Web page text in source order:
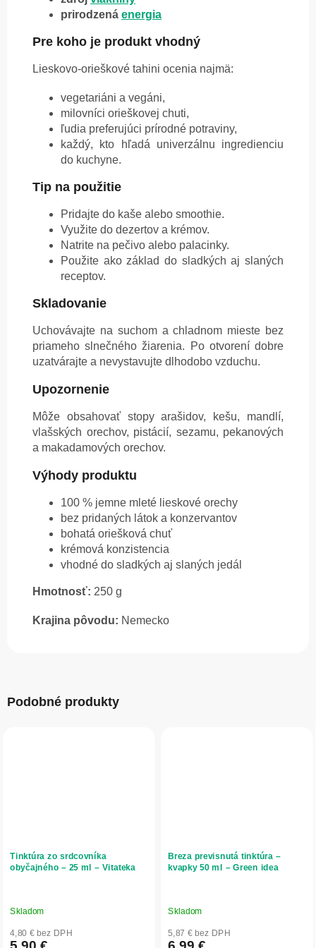
prirodzená energia
Pre koho je produkt vhodný
Lieskovo-orieškové tahini ocenia najmä:
vegetariáni a vegáni,
milovníci orieškovej chuti,
ľudia preferujúci prírodné potraviny,
každý, kto hľadá univerzálnu ingredienciu
do kuchyne.
Tip na použitie
Pridajte do kaše alebo smoothie.
Využite do dezertov a krémov.
Natrite na pečivo alebo palacinky.
Použite ako základ do sladkých aj slaných
receptov.
Skladovanie
Uchovávajte na suchom a chladnom mieste bez
priameho slnečného žiarenia. Po otvorení dobre
uzatvárajte a nevystavujte dlhodobo vzduchu.
Upozornenie
Môže obsahovať stopy arašidov, kešu, mandlí,
vlašských orechov, pistácií, sezamu, pekanových
a makadamových orechov.
Výhody produktu
100 % jemne mleté lieskové orechy
bez pridaných látok a konzervantov
bohatá oriešková chuť
krémová konzistencia
vhodné do sladkých aj slaných jedál
Hmotnosť: 250 g
Krajina pôvodu: Nemecko
Podobné produkty
Tinktúra zo srdcovníka
obyčajného – 25 ml – Vitateka
Skladom
4,80 € bez DPH
Breza previsnutá tinktúra –
kvapky 50 ml – Green idea
Skladom
5,87 € bez DPH